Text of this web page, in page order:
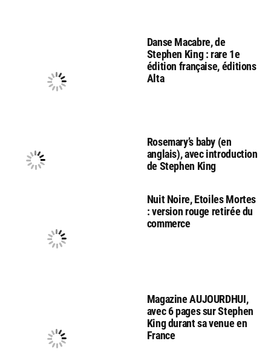
Danse Macabre, de
Stephen King : rare 1e
édition française, éditions
Alta
Rosemary’s baby (en
anglais), avec introduction
de Stephen King
Nuit Noire, Etoiles Mortes
: version rouge retirée du
commerce
Magazine AUJOURDHUI,
avec 6 pages sur Stephen
King durant sa venue en
France